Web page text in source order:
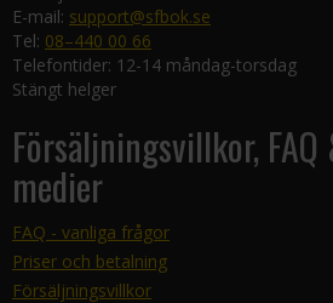
E-mail: support@sfbok.se
Tel: 08–440 00 66
Telefontider: 12-14 måndag-torsdag
Stängt helger
Försäljningsvillkor, FAQ
medier
FAQ - vanliga frågor
Priser och betalning
Försäljningsvillkor